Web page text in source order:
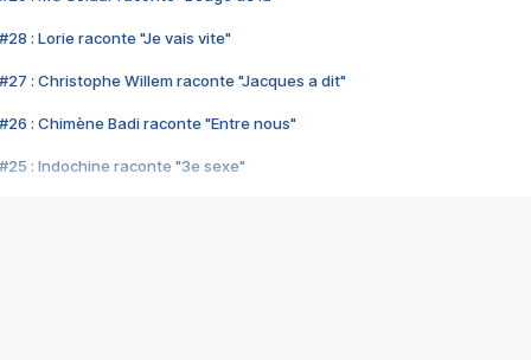
#28 : Lorie raconte "Je vais vite"
#27 : Christophe Willem raconte "Jacques a dit"
#26 : Chimène Badi raconte "Entre nous"
#25 : Indochine raconte "3e sexe"